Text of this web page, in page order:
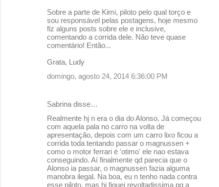
Sobre a parte de Kimi, piloto pelo qual torço e
sou responsável pelas postagens, hoje mesmo
fiz alguns posts sobre ele e inclusive,
comentando a corrida dele. Não teve quase
comentário! Então...
Grata, Ludy
domingo, agosto 24, 2014 6:36:00 PM
Sabrina disse…
Realmente hj n era o dia do Alonso. Já começou
com aquela pala no carro na volta de
apresentação, depois com um carro lixo ficou a
corrida toda tentando passar o magnussen +
como o motor ferrari é 'otimo' ele nao estava
conseguindo. Aí finalmente qd parecia que o
Alonso ia passar, o magnussen fazia alguma
manobra ilegal. Na boa, eu n tenho nada contra
esse piloto, mas hj fiquei revoltadissima pq a